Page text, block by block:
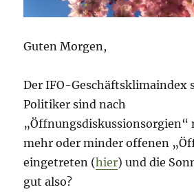
Guten Morgen,
Der IFO-Geschäftsklimaindex
Politiker sind nach
„Öffnungsdiskussionsorgien“
mehr oder minder offenen
eingetreten (hier) und die
gut also?